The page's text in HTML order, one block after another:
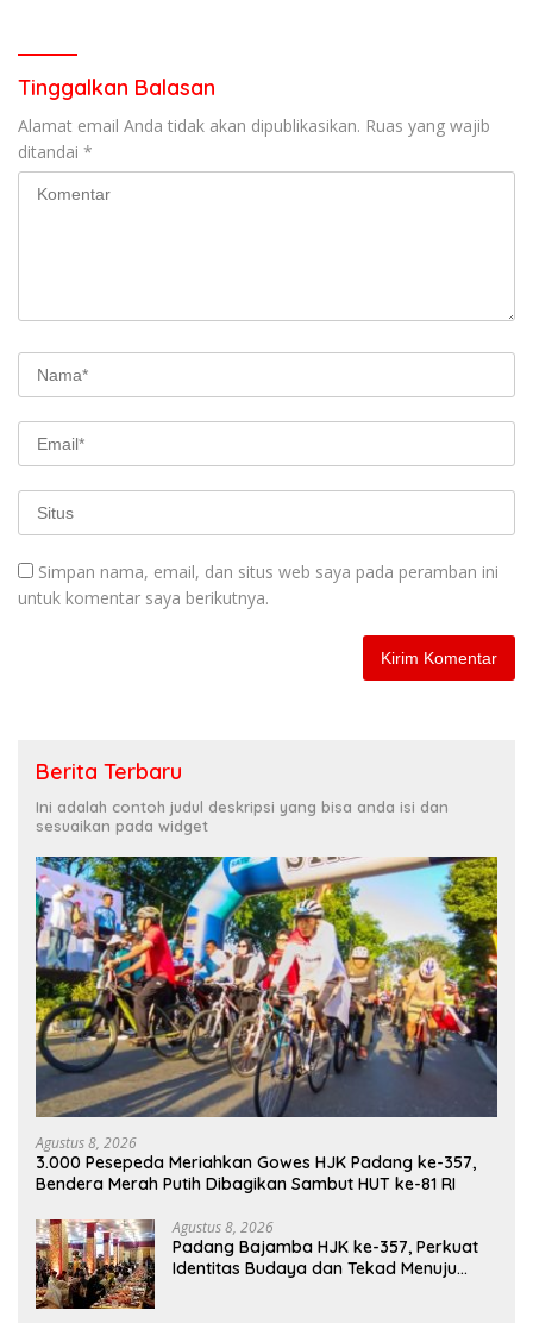
Tinggalkan Balasan
Alamat email Anda tidak akan dipublikasikan. Ruas yang wajib
ditandai *
Simpan nama, email, dan situs web saya pada peramban ini
untuk komentar saya berikutnya.
Berita Terbaru
Ini adalah contoh judul deskripsi yang bisa anda isi dan
sesuaikan pada widget
Agustus 8, 2026
3.000 Pesepeda Meriahkan Gowes HJK Padang ke-357,
Bendera Merah Putih Dibagikan Sambut HUT ke-81 RI
Agustus 8, 2026
Padang Bajamba HJK ke-357, Perkuat
Identitas Budaya dan Tekad Menuju